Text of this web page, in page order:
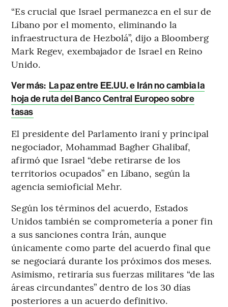
“Es crucial que Israel permanezca en el sur de
Líbano por el momento, eliminando la
infraestructura de Hezbolá”, dijo a Bloomberg
Mark Regev, exembajador de Israel en Reino
Unido.
Ver más: La paz entre EE.UU. e Irán no cambia la
hoja de ruta del Banco Central Europeo sobre
tasas
El presidente del Parlamento iraní y principal
negociador, Mohammad Bagher Ghalibaf,
afirmó que Israel “debe retirarse de los
territorios ocupados” en Líbano, según la
agencia semioficial Mehr.
Según los términos del acuerdo, Estados
Unidos también se comprometería a poner fin
a sus sanciones contra Irán, aunque
únicamente como parte del acuerdo final que
se negociará durante los próximos dos meses.
Asimismo, retiraría sus fuerzas militares “de las
áreas circundantes” dentro de los 30 días
posteriores a un acuerdo definitivo.